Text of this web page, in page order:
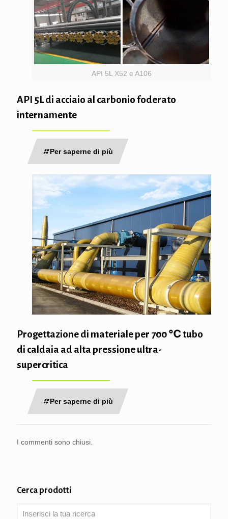
API 5L X52 e A106
API 5L di acciaio al carbonio foderato
internamente
Per saperne di più
Progettazione di materiale per 700 ℃ tubo
di caldaia ad alta pressione ultra-
supercritica
Per saperne di più
I commenti sono chiusi.
Cerca prodotti